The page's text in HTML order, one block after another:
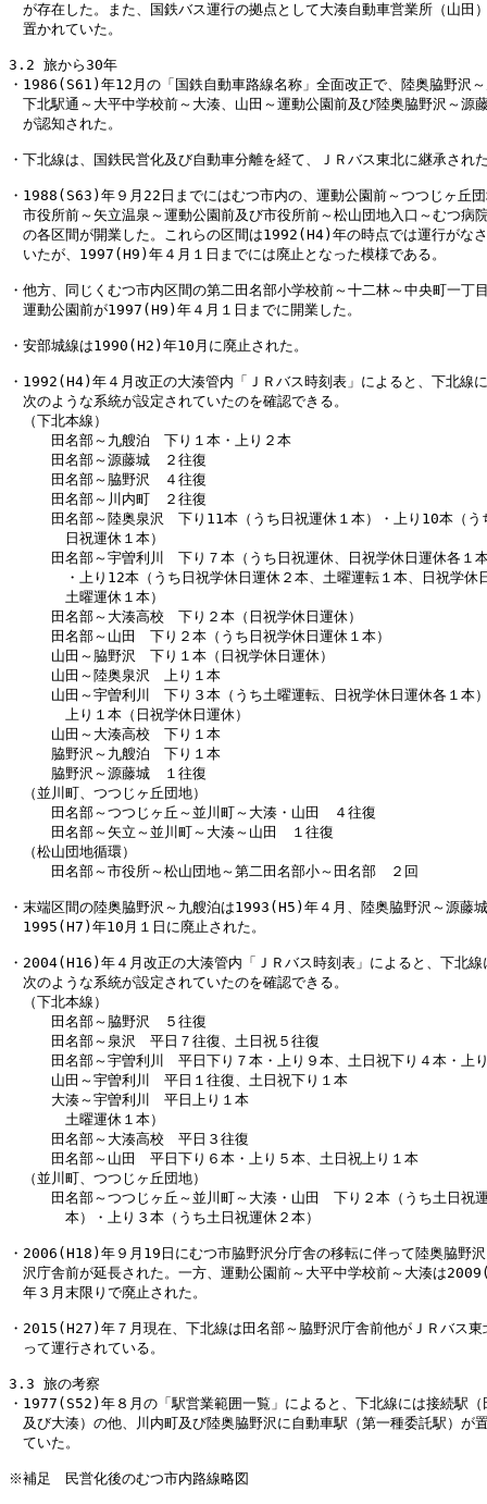
が存在した。また、国鉄バス運行の拠点として大湊自動車営業所（山田
置かれていた。
3.2 旅から30年
・1986(S61)年12月の「国鉄自動車路線名称」全面改正で、陸奥脇野沢
下北駅通～大平中学校前～大湊、山田～運動公園前及び陸奥脇野沢～源
が認知された。
・下北線は、国鉄民営化及び自動車分離を経て、ＪＲバス東北に継承され
・1988(S63)年９月22日までにはむつ市内の、運動公園前～つつじヶ丘
市役所前～矢立温泉～運動公園前及び市役所前～松山団地入口～むつ病
の各区間が開業した。これらの区間は1992(H4)年の時点では運行がな
いたが、1997(H9)年４月１日までには廃止となった模様である。
・他方、同じくむつ市内区間の第二田名部小学校前～十二林～中央町一丁
運動公園前が1997(H9)年４月１日までに開業した。
・安部城線は1990(H2)年10月に廃止された。
・1992(H4)年４月改正の大湊管内「ＪＲバス時刻表」によると、下北線
次のような系統が設定されていたのを確認できる。
（下北本線）
田名部～九艘泊　下り１本・上り２本
田名部～源藤城　２往復
田名部～脇野沢　４往復
田名部～川内町　２往復
田名部～陸奥泉沢　下り11本（うち日祝運休１本）・上り10本（う
日祝運休１本）
田名部～宇曽利川　下り７本（うち日祝運休、日祝学休日運休各１
・上り12本（うち日祝学休日運休２本、土曜運転１本、日祝学休
土曜運休１本）
田名部～大湊高校　下り２本（日祝学休日運休）
田名部～山田　下り２本（うち日祝学休日運休１本）
山田～脇野沢　下り１本（日祝学休日運休）
山田～陸奥泉沢　上り１本
山田～宇曽利川　下り３本（うち土曜運転、日祝学休日運休各１本
上り１本（日祝学休日運休）
山田～大湊高校　下り１本
脇野沢～九艘泊　下り１本
脇野沢～源藤城　１往復
（並川町、つつじヶ丘団地）
田名部～つつじヶ丘～並川町～大湊・山田　４往復
田名部～矢立～並川町～大湊～山田　１往復
（松山団地循環）
田名部～市役所～松山団地～第二田名部小～田名部　２回
・末端区間の陸奥脇野沢～九艘泊は1993(H5)年４月、陸奥脇野沢～源藤
1995(H7)年10月１日に廃止された。
・2004(H16)年４月改正の大湊管内「ＪＲバス時刻表」によると、下北線
次のような系統が設定されていたのを確認できる。
（下北本線）
田名部～脇野沢　５往復
田名部～泉沢　平日７往復、土日祝５往復
田名部～宇曽利川　平日下り７本・上り９本、土日祝下り４本・上
山田～宇曽利川　平日１往復、土日祝下り１本
大湊～宇曽利川　平日上り１本
土曜運休１本）
田名部～大湊高校　平日３往復
田名部～山田　平日下り６本・上り５本、土日祝上り１本
（並川町、つつじヶ丘団地）
田名部～つつじヶ丘～並川町～大湊・山田　下り２本（うち土日祝
本）・上り３本（うち土日祝運休２本）
・2006(H18)年９月19日にむつ市脇野沢分庁舎の移転に伴って陸奥脇野
沢庁舎前が延長された。一方、運動公園前～大平中学校前～大湊は
年３月末限りで廃止された。
・2015(H27)年７月現在、下北線は田名部～脇野沢庁舎前他がＪＲバス東
って運行されている。
3.3 旅の考察
・1977(S52)年８月の「駅営業範囲一覧」によると、下北線には接続駅（
及び大湊）の他、川内町及び陸奥脇野沢に自動車駅（第一種委託駅）が
ていた。
※補足　民営化後のむつ市内路線略図